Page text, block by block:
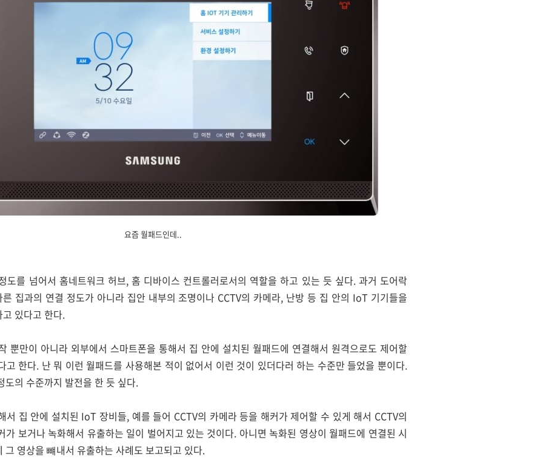
요즘 월패드인데..
도를 넘어서 홈네트워크 허브, 홈 디바이스 컨트롤러로서의 역할을 하고 있는 듯 싶다. 과거 도어락
집과의 연결 정도가 아니라 집안 내부의 조명이나 CCTV의 카메라, 난방 등 집 안의 IoT 기기들을
있다고 한다.
뿐만이 아니라 외부에서 스마트폰을 통해서 집 안에 설치된 월패드에 연결해서 원격으로도 제어할
고 한다. 난 뭐 이런 월패드를 사용해본 적이 없어서 이런 것이 있더다러 하는 수준만 들었을 뿐이다.
도의 수준까지 발전을 한 듯 싶다.
서 집 안에 설치된 IoT 장비들, 예를 들어 CCTV의 카메라 등을 해커가 제어할 수 있게 해서 CCTV의
가 보거나 녹화해서 유출하는 일이 벌어지고 있는 것이다. 아니면 녹화된 영상이 월패드에 연결된 시
그 영상을 뺴내서 유출하는 사례도 보고되고 있다.